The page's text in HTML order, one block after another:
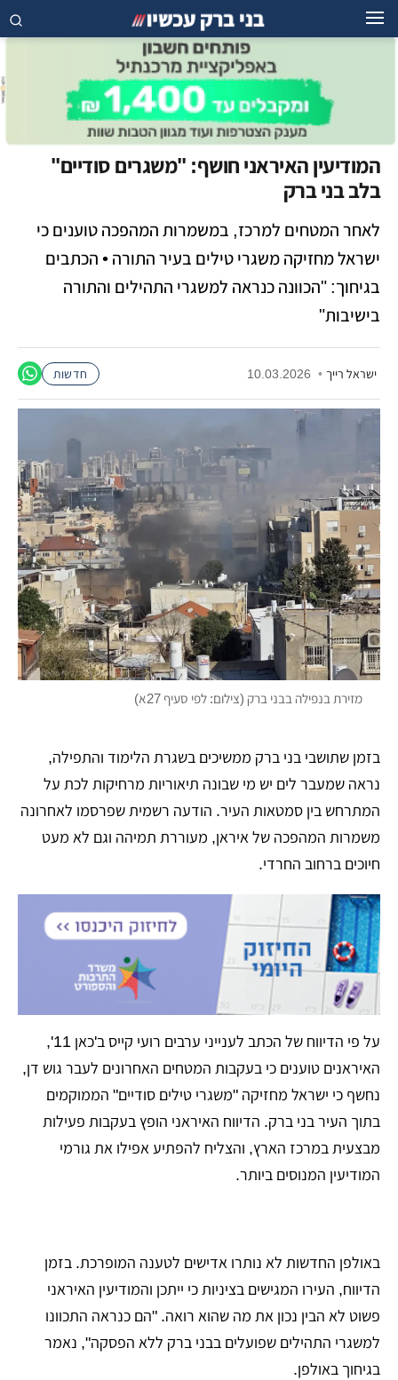
המודיעין האיראני חושף: "משגרים סודיים"
בלב בני ברק
לאחר המטחים למרכז, במשמרות המהפכה טוענים כי
ישראל מחזיקה משגרי טילים בעיר התורה • הכתבים
בגיחוך: "הכוונה כנראה למשגרי התהילים והתורה
בישיבות"
ישראל רייך •
10.03.2026 חדשות
מזירת בנפילה בבני ברק (צילום: לפי סעיף 27א)
בזמן שתושבי בני ברק ממשיכים בשגרת הלימוד והתפילה,
נראה שמעבר לים יש מי שבונה תיאוריות מרחיקות לכת על
המתרחש בין סמטאות העיר. הודעה רשמית שפרסמו לאחרונה
משמרות המהפכה של איראן, מעוררת תמיהה וגם לא מעט
חיוכים ברחוב החרדי.
​על פי הדיווח של הכתב לענייני ערבים רועי קייס ב'כאן 11',
האיראנים טוענים כי בעקבות המטחים האחרונים לעבר גוש דן,
נחשף כי ישראל מחזיקה "משגרי טילים סודיים" הממוקמים
בתוך העיר בני ברק. הדיווח האיראני הופץ בעקבות פעילות
מבצעית במרכז הארץ, והצליח להפתיע אפילו את גורמי
המודיעין המנוסים ביותר.
​באולפן החדשות לא נותרו אדישים לטענה המופרכת. בזמן
הדיווח, העירו המגישים בציניות כי ייתכן והמודיעין האיראני
פשוט לא הבין נכון את מה שהוא רואה. "הם כנראה התכוונו
למשגרי התהילים שפועלים בבני ברק ללא הפסקה", נאמר
בגיחוך באולפן.